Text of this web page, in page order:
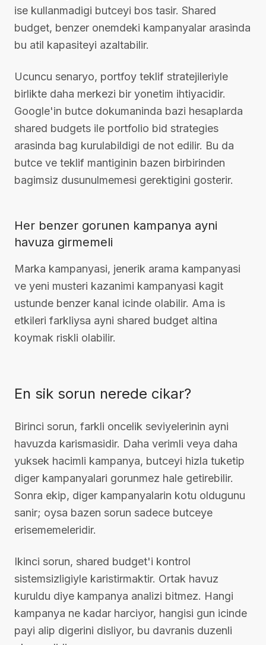
ise kullanmadigi butceyi bos tasir. Shared
budget, benzer onemdeki kampanyalar arasinda
bu atil kapasiteyi azaltabilir.
Ucuncu senaryo, portfoy teklif stratejileriyle
birlikte daha merkezi bir yonetim ihtiyacidir.
Google'in butce dokumaninda bazi hesaplarda
shared budgets ile portfolio bid strategies
arasinda bag kurulabildigi de not edilir. Bu da
butce ve teklif mantiginin bazen birbirinden
bagimsiz dusunulmemesi gerektigini gosterir.
Her benzer gorunen kampanya ayni
havuza girmemeli
Marka kampanyasi, jenerik arama kampanyasi
ve yeni musteri kazanimi kampanyasi kagit
ustunde benzer kanal icinde olabilir. Ama is
etkileri farkliysa ayni shared budget altina
koymak riskli olabilir.
En sik sorun nerede cikar?
Birinci sorun, farkli oncelik seviyelerinin ayni
havuzda karismasidir. Daha verimli veya daha
yuksek hacimli kampanya, butceyi hizla tuketip
diger kampanyalari gorunmez hale getirebilir.
Sonra ekip, diger kampanyalarin kotu oldugunu
sanir; oysa bazen sorun sadece butceye
erisememeleridir.
Ikinci sorun, shared budget'i kontrol
sistemsizligiyle karistirmaktir. Ortak havuz
kuruldu diye kampanya analizi bitmez. Hangi
kampanya ne kadar harciyor, hangisi gun icinde
payi alip digerini disliyor, bu davranis duzenli